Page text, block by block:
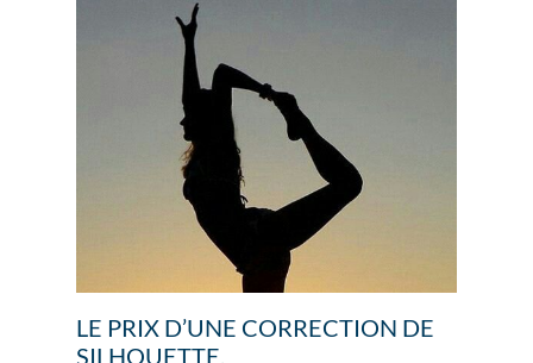
LE PRIX D’UNE CORRECTION DE
SILHOUETTE.